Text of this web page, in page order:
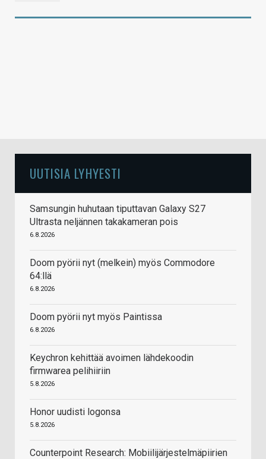
UUTISIA LYHYESTI
Samsungin huhutaan tiputtavan Galaxy S27
Ultrasta neljännen takakameran pois
6.8.2026
Doom pyörii nyt (melkein) myös Commodore
64:llä
6.8.2026
Doom pyörii nyt myös Paintissa
6.8.2026
Keychron kehittää avoimen lähdekoodin
firmwarea pelihiiriin
5.8.2026
Honor uudisti logonsa
5.8.2026
Counterpoint Research: Mobiilijärjestelmäpiirien